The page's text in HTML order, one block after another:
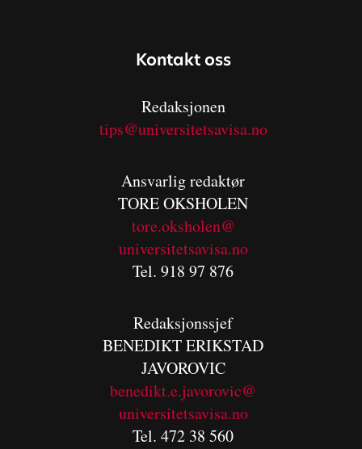
Kontakt oss
Redaksjonen
tips@universitetsavisa.no
Ansvarlig redaktør
TORE OKSHOLEN
tore.oksholen@
universitetsavisa.no
Tel. 918 97 876
Redaksjonssjef
BENEDIKTERIKSTAD
JAVOROVIC
benedikt.e.javorovic@
universitetsavisa.no
Tel. 472 38 560